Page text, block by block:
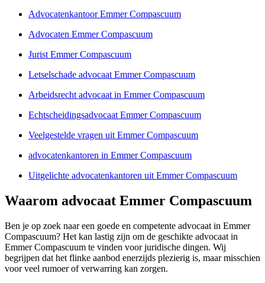
Advocatenkantoor Emmer Compascuum
Advocaten Emmer Compascuum
Jurist Emmer Compascuum
Letselschade advocaat Emmer Compascuum
Arbeidsrecht advocaat in Emmer Compascuum
Echtscheidingsadvocaat Emmer Compascuum
Veelgestelde vragen uit Emmer Compascuum
advocatenkantoren in Emmer Compascuum
Uitgelichte advocatenkantoren uit Emmer Compascuum
Waarom advocaat Emmer Compascuum
Ben je op zoek naar een goede en competente advocaat in Emmer
Compascuum? Het kan lastig zijn om de geschikte advocaat in
Emmer Compascuum te vinden voor juridische dingen. Wij
begrijpen dat het flinke aanbod enerzijds plezierig is, maar misschien
voor veel rumoer of verwarring kan zorgen.